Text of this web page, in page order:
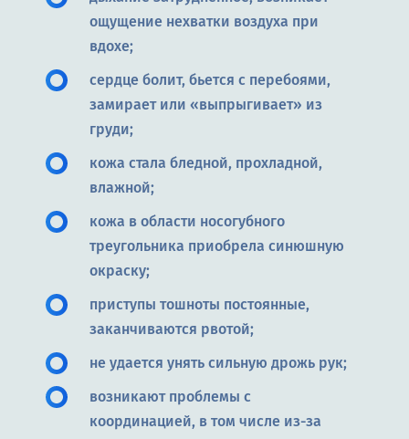
ощущение нехватки воздуха при
вдохе;
сердце болит, бьется с перебоями,
замирает или «выпрыгивает» из
груди;
кожа стала бледной, прохладной,
влажной;
кожа в области носогубного
треугольника приобрела синюшную
окраску;
приступы тошноты постоянные,
заканчиваются рвотой;
не удается унять сильную дрожь рук;
возникают проблемы с
координацией, в том числе из-за